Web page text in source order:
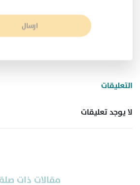
ارسال
التعليقات
لا يوجد تعليقات
مقالات ذات صلة